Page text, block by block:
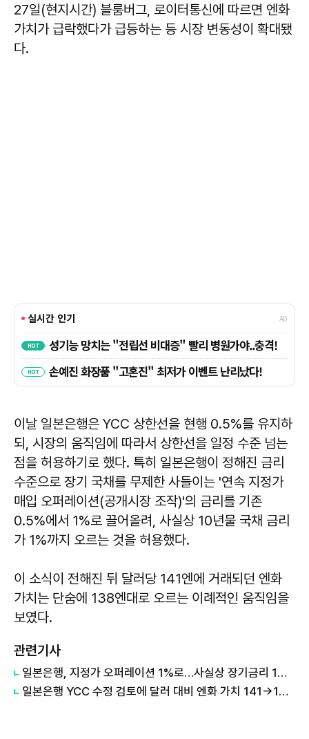
27일(현지시간) 블룸버그, 로이터통신에 따르면 엔화
가치가 급락했다가 급등하는 등 시장 변동성이 확대됐
다.
이날 일본은행은 YCC 상한선을 현행 0.5%를 유지하
되, 시장의 움직임에 따라서 상한선을 일정 수준 넘는
점을 허용하기로 했다. 특히 일본은행이 정해진 금리
수준으로 장기 국채를 무제한 사들이는 '연속 지정가
매입 오퍼레이션(공개시장 조작)'의 금리를 기존
0.5%에서 1%로 끌어올려, 사실상 10년물 국채 금리
가 1%까지 오르는 것을 허용했다.
이 소식이 전해진 뒤 달러당 141엔에 거래되던 엔화
가치는 단숨에 138엔대로 오르는 이례적인 움직임을
보였다.
관련기사
일본은행, 지정가 오퍼레이션 1%로…사실상 장기금리 1% 이내 허용
일본은행 YCC 수정 검토에 달러 대비 엔화 가치 141→138엔